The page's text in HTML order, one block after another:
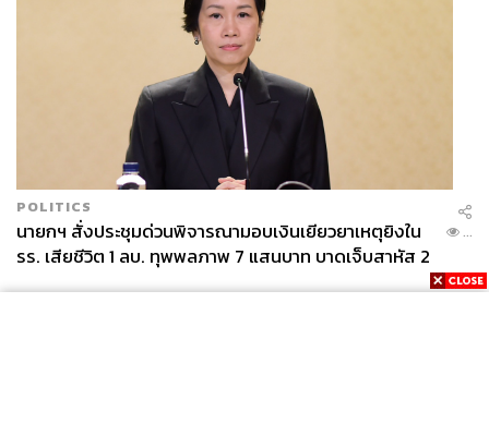
POLITICS
นายกฯ สั่งประชุมด่วนพิจารณามอบเงินเยียวยาเหตุยิงใน
รร. เสียชีวิต 1 ลบ. ทุพพลภาพ 7 แสนบาท บาดเจ็บสาหัส 2
แสนบาท บาดเจ็บเล็กน้อย 1 แสนบาท
...